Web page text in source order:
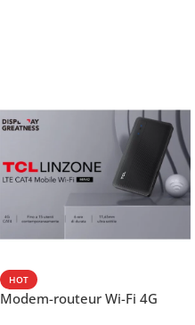
HOT
Modem-routeur Wi-Fi 4G